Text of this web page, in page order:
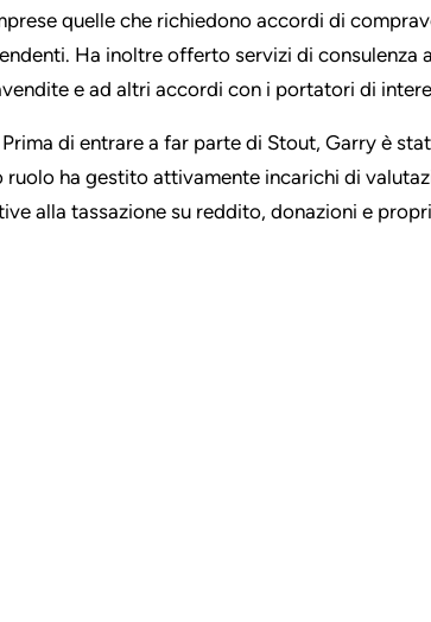
quelle che richiedono accordi di
Ha inoltre offerto servizi di consulenza
e ad altri accordi con i portatori di
di entrare a far parte di Stout, Garry è
ruolo ha gestito attivamente incarichi di
alla tassazione su reddito, donazioni e